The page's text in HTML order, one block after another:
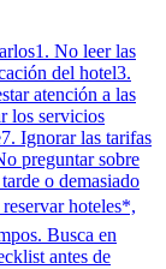
1. No leer las
del hotel3.
atención a las
los servicios
7. Ignorar las tarifas
preguntar sobre
o demasiado
hoteles*,
Busca en
antes de